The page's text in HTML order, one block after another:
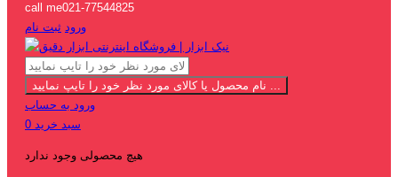
call me021-77544825
ورود ثبت نام
نام محصول یا کالای مورد نظر خود را تایپ نمایید ...
ورود به حساب
سبد خرید 0
هیچ محصولی وجود ندارد